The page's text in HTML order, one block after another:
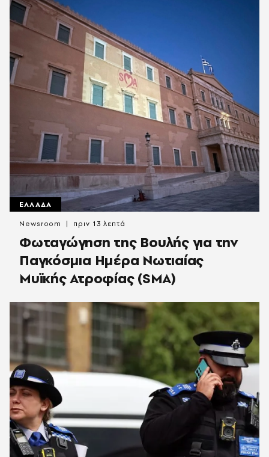
ΕΛΛΑΔΑ
Φωταγώγηση της Βουλής για την
Παγκόσμια Ημέρα Νωτιαίας
Μυϊκής Ατροφίας (SMA)
Newsroom πριν 13 λεπτά